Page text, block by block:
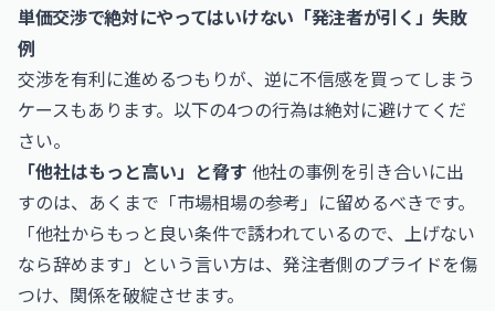
単価交渉で絶対にやってはいけない「発注者が引く」失敗
例
交渉を有利に進めるつもりが、逆に不信感を買ってしまう
ケースもあります。以下の4つの行為は絶対に避けてくだ
さい。
「他社はもっと高い」と脅す 他社の事例を引き合いに出
すのは、あくまで「市場相場の参考」に留めるべきです。
「他社からもっと良い条件で誘われているので、上げない
なら辞めます」という言い方は、発注者側のプライドを傷
つけ、関係を破綻させます。